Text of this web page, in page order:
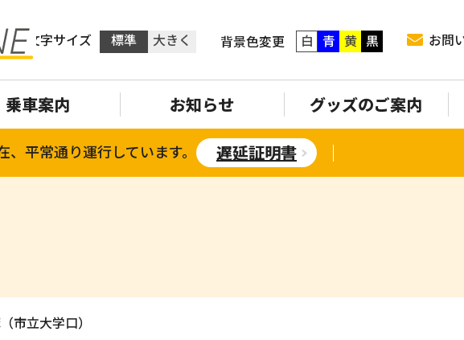
文字サイズ 標準 大きく 背景色変更 白 青 黄 黒 お問
乗車案内 お知らせ グッズのご案内
、平常通り運行しています。 遅延証明書
市立大学口）